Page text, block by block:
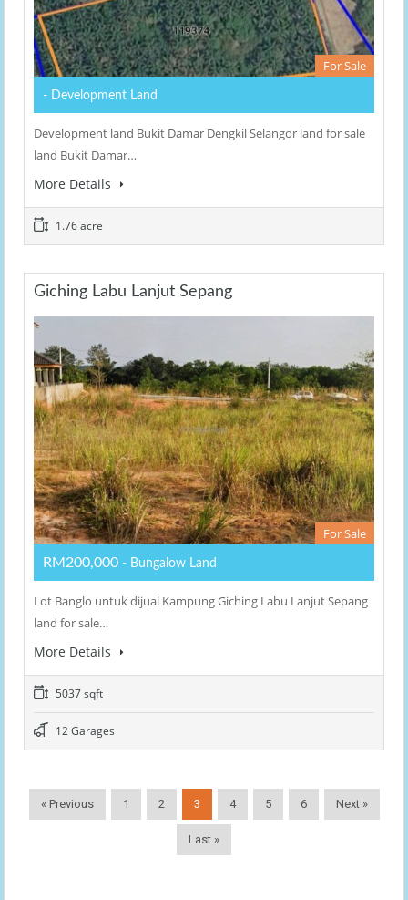
For Sale
- Development Land
Development land Bukit Damar Dengkil Selangor land for sale
land Bukit Damar…
More Details
1.76 acre
Giching Labu Lanjut Sepang
For Sale
RM200,000 - Bungalow Land
Lot Banglo untuk dijual Kampung Giching Labu Lanjut Sepang
land for sale…
More Details
5037 sqft
12 Garages
« Previous 1 2 3 4 5 6 Next »
Last »